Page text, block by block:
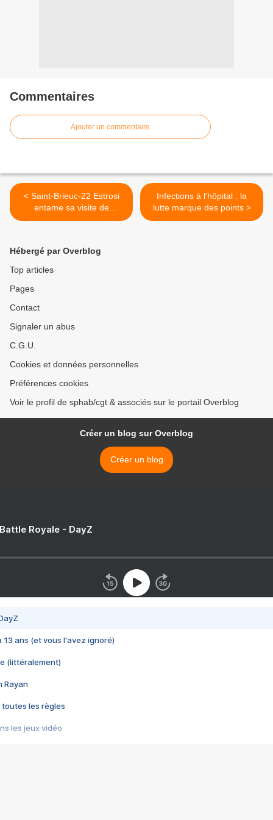
Commentaires
Ajouter un commentaire
< Saint-Brieuc-22 Estrosi
entame sa visite de
Chaffoteaux
Infections à l'hôpital : la
lutte marque des points >
Hébergé par Overblog
Top articles
Pages
Contact
Signaler un abus
C.G.U.
Cookies et données personnelles
Préférences cookies
Voir le profil de sphab/cgt & associés sur le portail Overblog
Créer un blog sur Overblog
Créer un blog
Royale - DayZ
13 ans (et vous l'avez ignoré)
(littéralement)
Rayan
toutes les règles
les jeux vidéo